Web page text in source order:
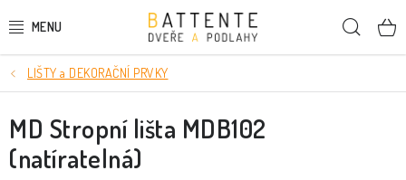
na
DVEŘE
SMRKOVÉ DVEŘE
PODLAHY
LIŠTY a DEKORAČNÍ PRVKY
MD Stropní lišta MDB102
(natíratelná)